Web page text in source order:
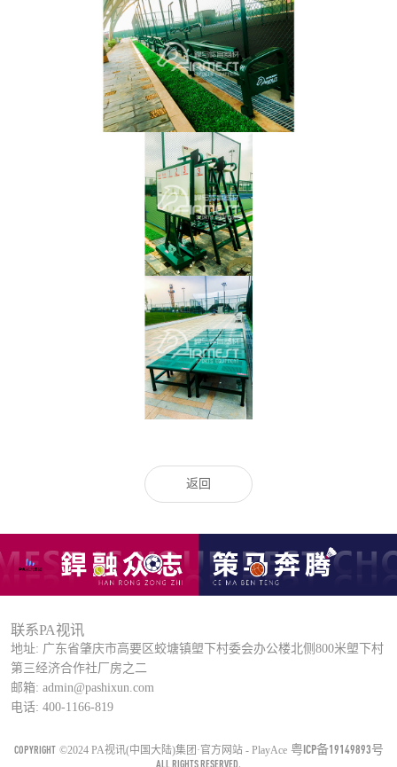
返回
联系PA视讯
地址: 广东省肇庆市高要区蛟塘镇塱下村委会办公楼北侧800米塱下村
第三经济合作社厂房之二
邮箱: admin@pashixun.com
电话: 400-1166-819
COPYRIGHT ©2024 PA视讯(中国大陆)集团·官方网站 - PlayAce 粤ICP备19149893号
ALL RIGHTS RESERVED.